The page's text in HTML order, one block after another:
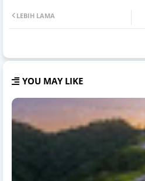
LEBIH LAMA
YOU MAY LIKE